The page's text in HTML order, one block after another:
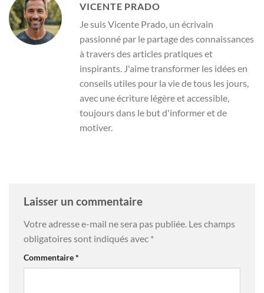
VICENTE PRADO
Je suis Vicente Prado, un écrivain
passionné par le partage des connaissances
à travers des articles pratiques et
inspirants. J'aime transformer les idées en
conseils utiles pour la vie de tous les jours,
avec une écriture légère et accessible,
toujours dans le but d'informer et de
motiver.
Laisser un commentaire
Votre adresse e-mail ne sera pas publiée. Les champs
obligatoires sont indiqués avec *
Commentaire*